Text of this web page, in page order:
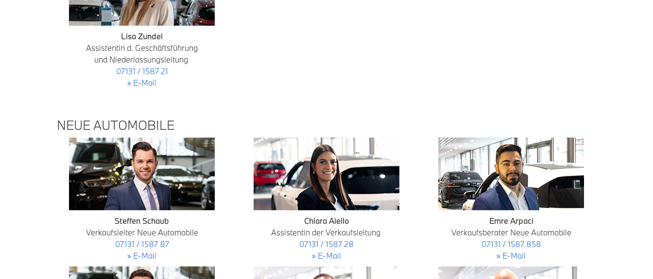
Lisa Zundel
Assistentin d. Geschäftsführung
und Niederlassungsleitung
07131 / 1587 21
» E-Mail
NEUE AUTOMOBILE
Steffen Schaub
Verkaufsleiter Neue Automobile
07131 / 1587 87
» E-Mail
Chiara Aiello
Assistentin der Verkaufsleitung
07131 / 1587 28
» E-Mail
Emre Arpaci
Verkaufsberater Neue Automobile
07131 / 1587 858
» E-Mail